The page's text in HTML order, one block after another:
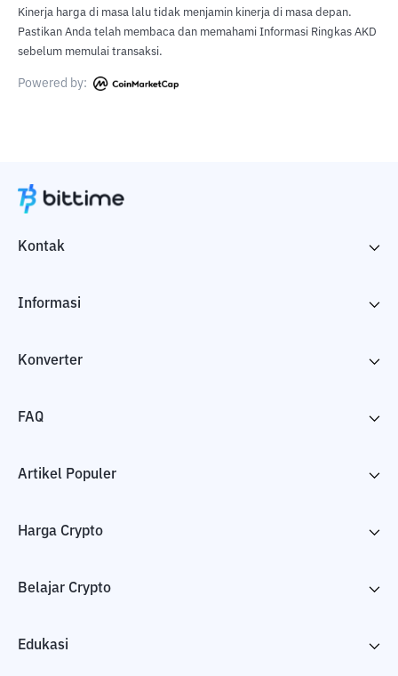
Kinerja harga di masa lalu tidak menjamin kinerja di masa depan.
Pastikan Anda telah membaca dan memahami Informasi Ringkas AKD
sebelum memulai transaksi.
Powered by:
Kontak
Informasi
Konverter
FAQ
Artikel Populer
Harga Crypto
Belajar Crypto
Edukasi